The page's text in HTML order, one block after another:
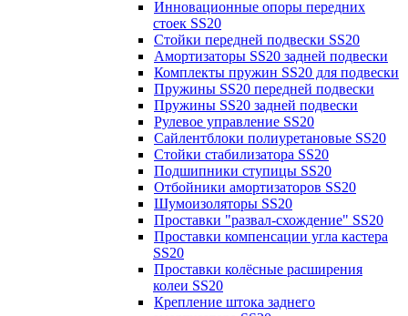
Инновационные опоры передних
стоек SS20
Стойки передней подвески SS20
Амортизаторы SS20 задней подвески
Комплекты пружин SS20 для подвески
Пружины SS20 передней подвески
Пружины SS20 задней подвески
Рулевое управление SS20
Сайлентблоки полиуретановые SS20
Стойки стабилизатора SS20
Подшипники ступицы SS20
Отбойники амортизаторов SS20
Шумоизоляторы SS20
Проставки "развал-схождение" SS20
Проставки компенсации угла кастера
SS20
Проставки колёсные расширения
колеи SS20
Крепление штока заднего